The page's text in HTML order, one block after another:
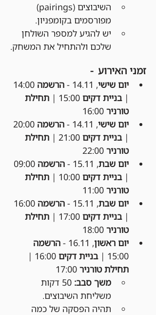
השיבוצים (pairings)
מפורסמים בקומפניון.
יש להגיע למספר השולחן
שלכם ולהתחיל את המשחק.
זמני האירוע  -
יום שישי, 14.11 - הרשמה
| בניית דקים
תחילת
טורניר
יום שישי, 14.11 - הרשמה
| בניית דקים
תחילת
טורניר
יום שבת, 15.11 - הרשמה
| בניית דקים
תחילת
טורניר
יום שבת, 15.11 - הרשמה
| בניית דקים
תחילת
טורניר
יום ראשון, 16.11 -
הרשמה
15:00 |
בניית דקים
תחילת טורניר
משך סבב:
50 דקות
משליחת השיבוצים.
תהיה הפסקה של כמה